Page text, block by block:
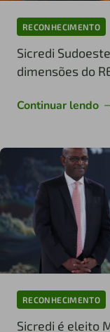
RECONHECIMENTO
Sicredi
dimensões do
Continuar lendo
RECONHECIMENTO
Sicredi é eleito